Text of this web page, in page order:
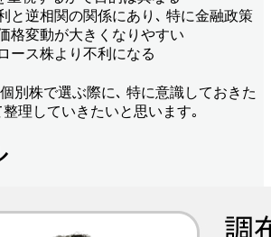
と逆相関の関係にあり､ 特に金融政策
格変動が大きくなりやすい
ース株より不利になる
別株で選ぶ際に､ 特に意識しておきた
理していきたいと思います｡